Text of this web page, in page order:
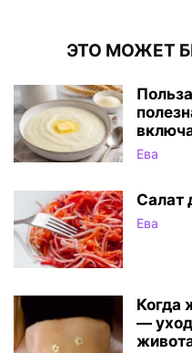
ЭТО МОЖЕТ
Ева
Салат
Ева
Когда
—